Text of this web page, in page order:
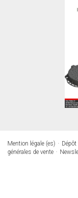
Mention légale (es) Dépôt
générales de vente